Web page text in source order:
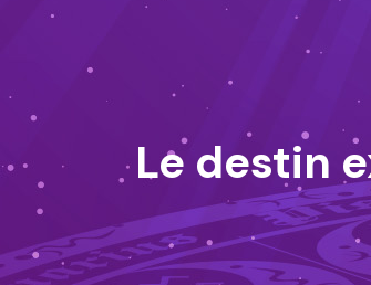
Le destin